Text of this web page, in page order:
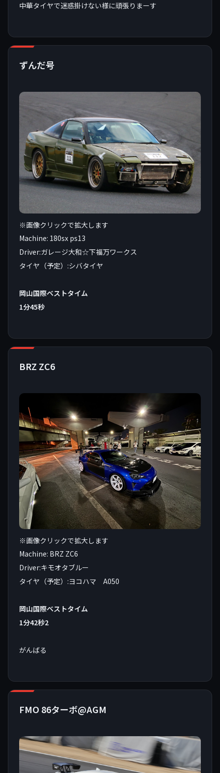
中華タイヤで迷惑掛けない様に頑張りまーす
ずんだ号
※画像クリックで拡大します
Machine: 180sx ps13
Driver:ガレージ大和☆下福万ワークス
タイヤ（予定）:シバタイヤ
岡山国際ベストタイム
1分45秒
BRZ ZC6
※画像クリックで拡大します
Machine: BRZ ZC6
Driver:キモオタブルー
タイヤ（予定）:ヨコハマ A050
岡山国際ベストタイム
1分42秒2
がんばる
FMO 86ターボ@AGM